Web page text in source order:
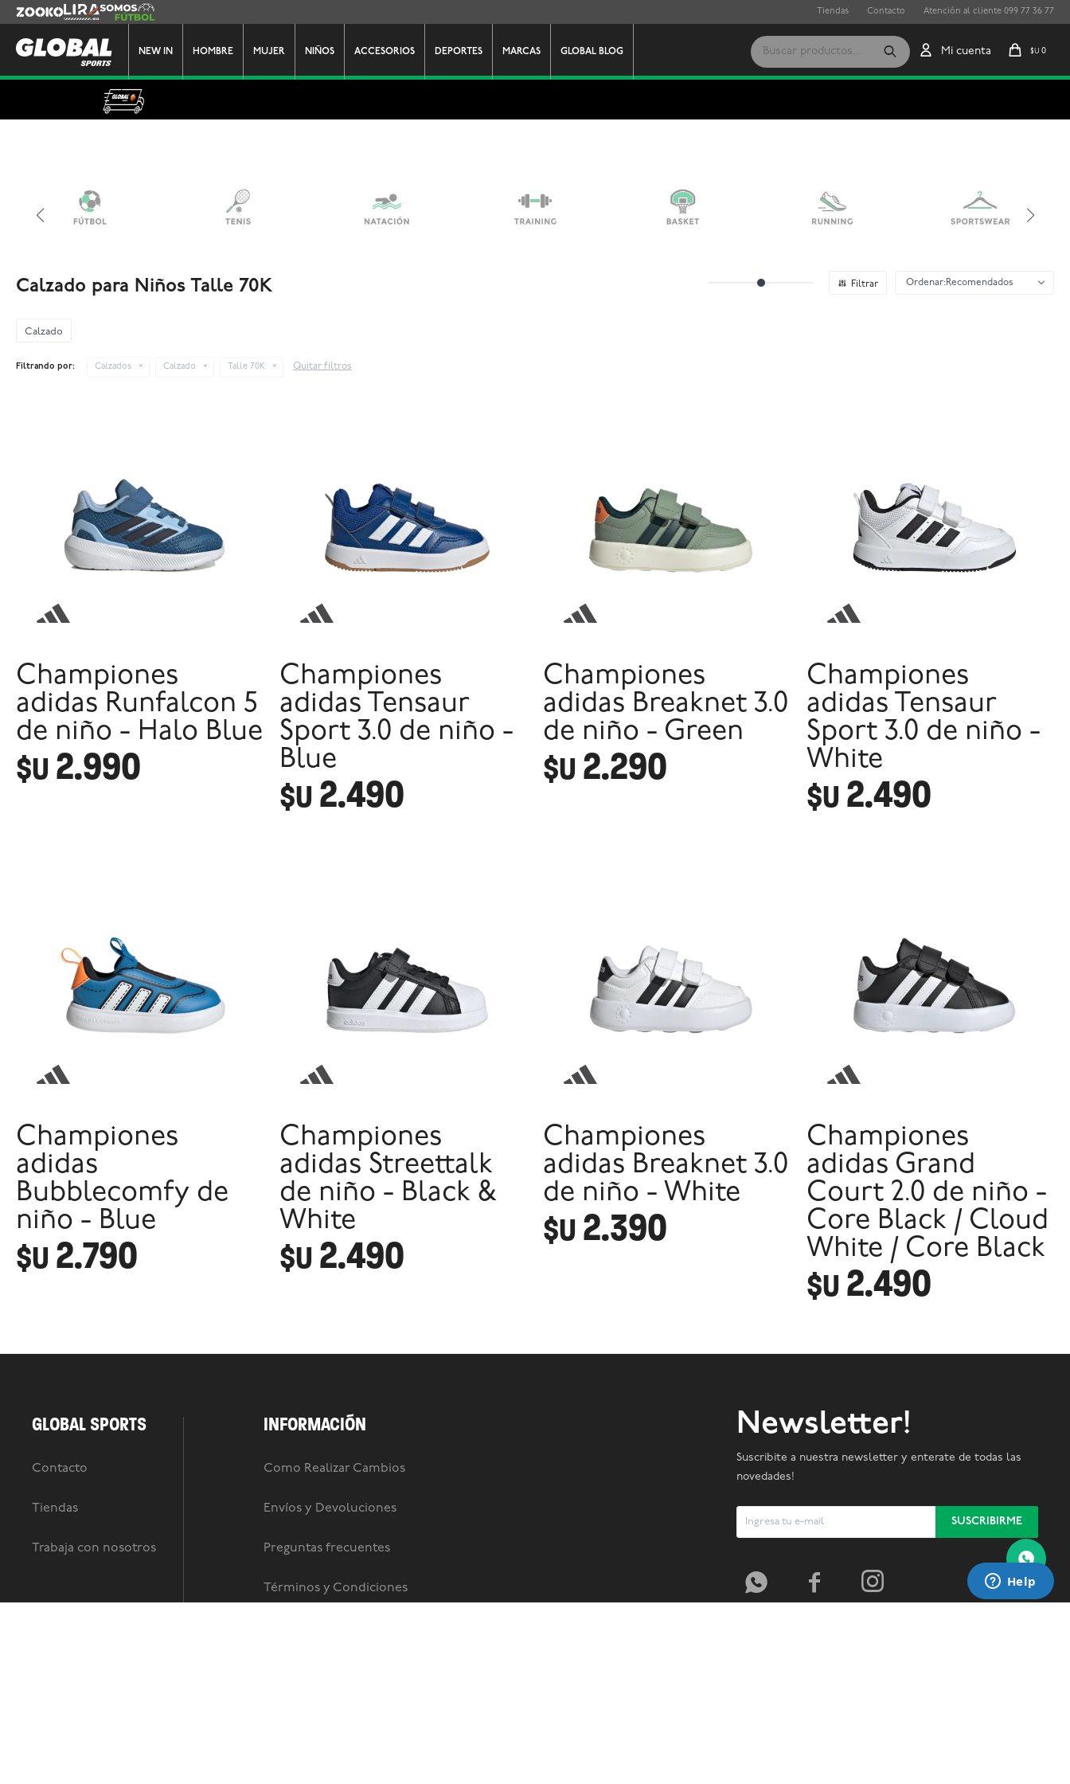
NEW IN HOMBRE MUJER NIÑOS ACCESORIOS DEPORTES MARCAS GLOBAL BLOG $U 0
Zooko Lira Somos Futbol Tiendas Contacto Atención al cliente 099 77 36 77
Calzado para Niños Talle 70K Recomendados
Calzado
Filtrando por: Calzados Calzado Talle 70K Quitar filtros
Championes
adidas Runfalcon 5
de niño - Halo Blue
$U 2.990
Championes
adidas Tensaur
Sport 3.0 de niño -
Blue
$U 2.490
Championes
adidas Breaknet 3.0
de niño - Green
$U 2.290
Championes
adidas Tensaur
Sport 3.0 de niño -
White
$U 2.490
Championes
adidas
Bubblecomfy de
niño - Blue
$U 2.790
Championes
adidas Streettalk
de niño - Black &
White
$U 2.490
Championes
adidas Breaknet 3.0
de niño - White
$U 2.390
Championes
adidas Grand
Court 2.0 de niño -
Core Black / Cloud
White / Core Black
$U 2.490
GLOBAL SPORTS
Contacto
Tiendas
Trabaja con nosotros
INFORMACIÓN
Como Realizar Cambios
Envíos y Devoluciones
Preguntas frecuentes
Términos y Condiciones
Newsletter!
Suscribite a nuestra newsletter y enterate de todas las
novedades!
SUSCRIBIRME
  